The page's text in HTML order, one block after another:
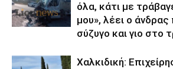
όλα, κάτι με
μου», λέει ο
σύζυγο και γιο στο
Χαλκιδική: